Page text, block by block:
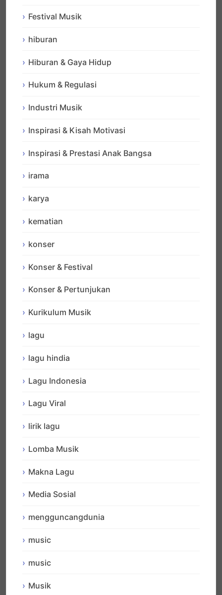
Festival Musik
hiburan
Hiburan & Gaya Hidup
Hukum & Regulasi
Industri Musik
Inspirasi & Kisah Motivasi
Inspirasi & Prestasi Anak Bangsa
irama
karya
kematian
konser
Konser & Festival
Konser & Pertunjukan
Kurikulum Musik
lagu
lagu hindia
Lagu Indonesia
Lagu Viral
lirik lagu
Lomba Musik
Makna Lagu
Media Sosial
mengguncangdunia
music
music
Musik